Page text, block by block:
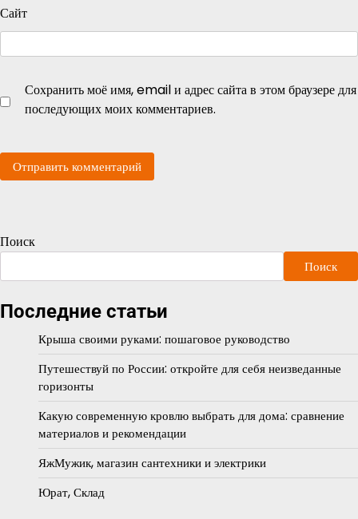
Сайт
Сохранить моё имя, email и адрес сайта в этом браузере для
последующих моих комментариев.
Поиск
Поиск
Последние статьи
Крыша своими руками: пошаговое руководство
Путешествуй по России: откройте для себя неизведанные
горизонты
Какую современную кровлю выбрать для дома: сравнение
материалов и рекомендации
ЯжМужик, магазин сантехники и электрики
Юрат, Склад